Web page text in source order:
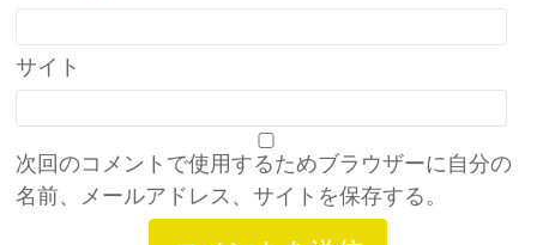
サイト
次回のコメントで使用するためブラウザーに自分の
名前、メールアドレス、サイトを保存する。